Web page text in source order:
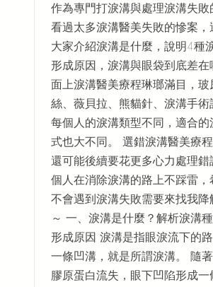
作為專門打淚溝與處理淚溝失敗
看過太多淚溝醫美失敗的慘案，
大家介紹淚溝是什麼，說明4種
形成原因，淚溝與眼袋到底差
面上淚溝醫美療程琳瑯滿目，玻
絲、薇貝拉、熊貓針、淚溝手術
每個人的淚溝類型不同，適合的
式也大不同。 選錯淚溝醫美療
還可能後續要花更多心力處理錯
個人在消除淚溝的路上不踩雷，
不會遇到淚溝失敗需要來找我降
～ 一、淚溝是什麼？解析淚溝
形成原因 淚溝是指眼淚流下的
一條凹溝，就是所謂淚溝。 隨
膠原蛋白流失，眼下凹陷形成